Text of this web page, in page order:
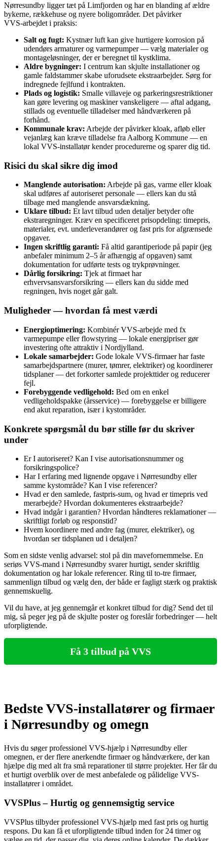
Nørresundby ligger tæt på Limfjorden og har en blanding af ældre
bykerne, rækkehuse og nyere boligområder. Det påvirker
VVS‑arbejdet i praksis:
Salt og fugt: Kystnær luft kan give hurtigere korrosion på
udendørs armaturer og varmepumper — vælg materialer og
montageløsninger, der er beregnet til kystklima.
Aldre bygninger: I centrum kan skjulte installationer og
gamle faldstammer skabe uforudsete ekstraarbejder. Sørg for
indregnede fejlfund i kontrakten.
Plads og logistik: Smalle villaveje og parkeringsrestriktioner
kan gøre levering og maskiner vanskeligere — aftal adgang,
stillads og eventuelle tilladelser med håndværkeren på
forhånd.
Kommunale krav: Arbejde der påvirker kloak, afløb eller
vejanlæg kan kræve tilladelse fra Aalborg Kommune — en
lokal VVS‑installatør kender procedurerne og sparer dig tid.
Risici du skal sikre dig imod
Manglende autorisation: Arbejde på gas, varme eller kloak
skal udføres af autoriseret personale — ellers kan du stå
tilbage med manglende ansvarsdækning.
Uklare tilbud: Et lavt tilbud uden detaljer betyder ofte
ekstraregninger. Kræv en specificeret prisopdeling: timepris,
materialer, evt. underleverandører og fast pris for afgrænsede
opgaver.
Ingen skriftlig garanti: Få altid garantiperiode på papir (jeg
anbefaler minimum 2–5 år afhængig af opgaven) samt
dokumentation for udførte tests og trykprøvninger.
Dårlig forsikring: Tjek at firmaet har
erhvervsansvarsforsikring — ellers kan du sidde med
regningen, hvis noget går galt.
Muligheder — hvordan få mest værdi
Energioptimering: Kombinér VVS‑arbejde med fx
varmepumpe eller flowstyring — lokale energipriser gør
investering ofte attraktiv i Nordjylland.
Lokale samarbejder: Gode lokale VVS‑firmaer har faste
samarbejdspartnere (murer, tømrer, elektriker) og koordinerer
tidsplaner — det forkorter samlede projekttider og reducerer
fejl.
Forebyggende vedligehold: Bed om en enkel
vedligeholdspakke (årsservice) — forebyggelse er billigere
end akut reparation, især i kystområder.
Konkrete spørgsmål du bør stille før du skriver
under
Er I autoriseret? Kan I vise autorisationsnummer og
forsikringspolice?
Har I erfaring med lignende opgave i Nørresundby eller
samme kystområde? Kan I vise referencer?
Hvad er den samlede, fastpris‑sum, og hvad er timepris ved
merarbejde? Hvordan dokumenteres ekstraarbejde?
Hvad indgår i garantien? Hvordan håndteres reklamationer —
skriftligt forløb og responstid?
Hvem koordinere med andre fag (murer, elektriker), og
hvordan ser tidsplanen ud i detaljen?
Som en sidste venlig advarsel: stol på din mavefornemmelse. En
seriøs VVS‑mand i Nørresundby svarer hurtigt, sender skriftlig
dokumentation og har lokale referencer. Ring til to‑tre firmaer,
sammenlign tilbud og vælg den, der både er fagligt stærk og praktisk
gennemskuelig.
Vil du have, at jeg gennemgår et konkret tilbud for dig? Send det til
mig, så peger jeg på de skjulte poster og foreslår forbedringer — helt
uforpligtende.
Få 3 tilbud på VVS
Bedste VVS-installatører og firmaer
i Nørresundby og omegn
Hvis du søger professionel VVS-hjælp i Nørresundby eller
omegnen, er der flere anerkendte firmaer og håndværkere, der kan
hjælpe dig med alt fra små reparationer til større projekter. Her får du
et hurtigt overblik over de mest anbefalede og pålidelige VVS-
installatører i området.
VVSPlus – Hurtig og gennemsigtig service
VVSPlus tilbyder professionel VVS-hjælp med fast pris og hurtig
respons. Du kan få et uforpligtende tilbud inden for 24 timer og